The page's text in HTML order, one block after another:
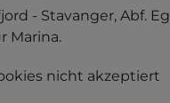
- Stavanger, Abf.
Marina.
nicht akzeptiert